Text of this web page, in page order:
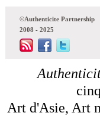
©Authenticite Partnership
2008 - 2025
Art d'Asie, Art